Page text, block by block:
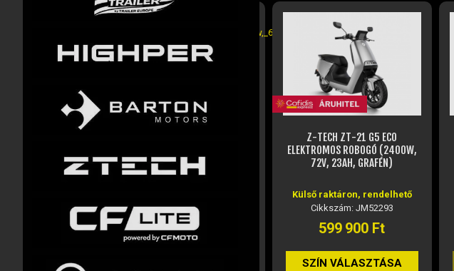
ION)
Cikkszám: JM52116
1 239 000 Ft
Z-TECH ZT-21 G5 ECO
ELEKTROMOS ROBOGÓ (2400W,
72V, 23AH, GRAFÉN)
Külső raktáron, rendelhető
Cikkszám: JM52293
599 900 Ft
SZÍN VÁLASZTÁSA